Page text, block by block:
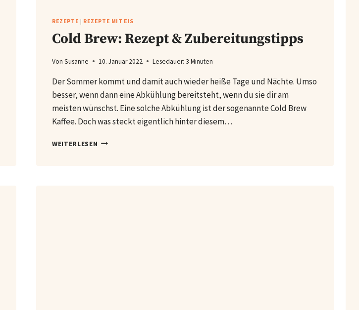
REZEPTE | REZEPTE MIT EIS
Cold Brew: Rezept & Zubereitungstipps
Von Susanne 10. Januar 2022 Lesedauer: 3Minuten
Der Sommer kommt und damit auch wieder heiße Tage und Nächte. Umso
besser, wenn dann eine Abkühlung bereitsteht, wenn du sie dir am
meisten wünschst. Eine solche Abkühlung ist der sogenannte Cold Brew
Kaffee. Doch was steckt eigentlich hinter diesem…
WEITERLESEN COLD